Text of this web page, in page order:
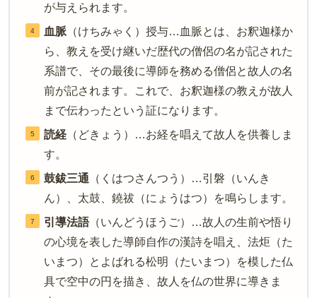
が与えられます。
血脈 （けちみゃく）授与…血脈とは、お釈迦様か
ら、教えを受け継いだ歴代の僧侶の名が記された
系譜で、その最後に導師を務める僧侶と故人の名
前が記されます。これで、お釈迦様の教えが故人
まで伝わったという証になります。
読経 （どきょう）…お経を唱えて故人を供養しま
す。
鼓鈸三通 （くはつさんつう）…引磐（いんき
ん）、太鼓、鐃祓（にょうはつ）を鳴らします。
引導法語（いんどうほうご）…故人の生前や悟り
の心境を表した導師自作の漢詩を唱え、法炬（た
いまつ）とよばれる松明（たいまつ）を模した仏
具で空中の円を描き、故人を仏の世界に導きま